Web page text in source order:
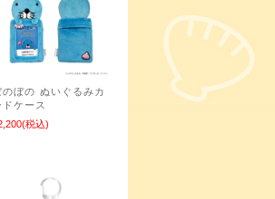
のぼの ぬいぐるみカ
ドケース
(税込)